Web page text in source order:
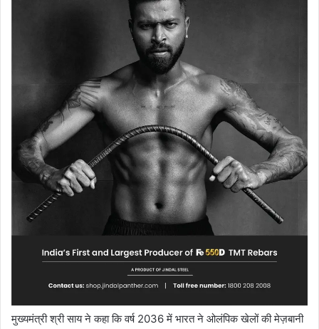
मुख्यमंत्री श्री साय ने कहा कि वर्ष 2036 में भारत ने ओलंपिक खेलों की मेज़बानी